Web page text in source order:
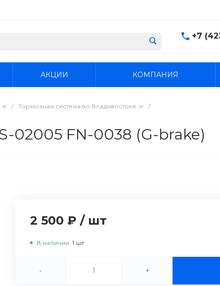
+7
АКЦИИ КОМПАНИЯ
/ Тормозная система во Владивостоке
/
02005 FN-0038 (G-brake)
2 500 ₽ / шт
В наличии 1 шт
- +